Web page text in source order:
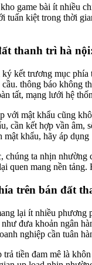
game bài ít nhiều
tuấn kiệt trong thời
thanh trì hà
kết trương mục
thông báo không
tất, mạng lưới hệ
với mật khẩu cũng
cần kết hợp vần âm,
mật khẩu, hãy áp
chúng ta nhịn
quen mang nền
trên bán đất
lại ít nhiều
đưa khoản ngân
nghiệp cần tuân
trả tiền đam mê là